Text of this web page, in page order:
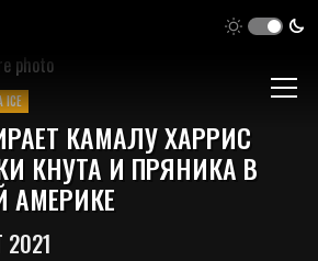
КАМАЛУ ХАРРИС
КНУТА И ПРЯНИКА В
АМЕРИКЕ
2021